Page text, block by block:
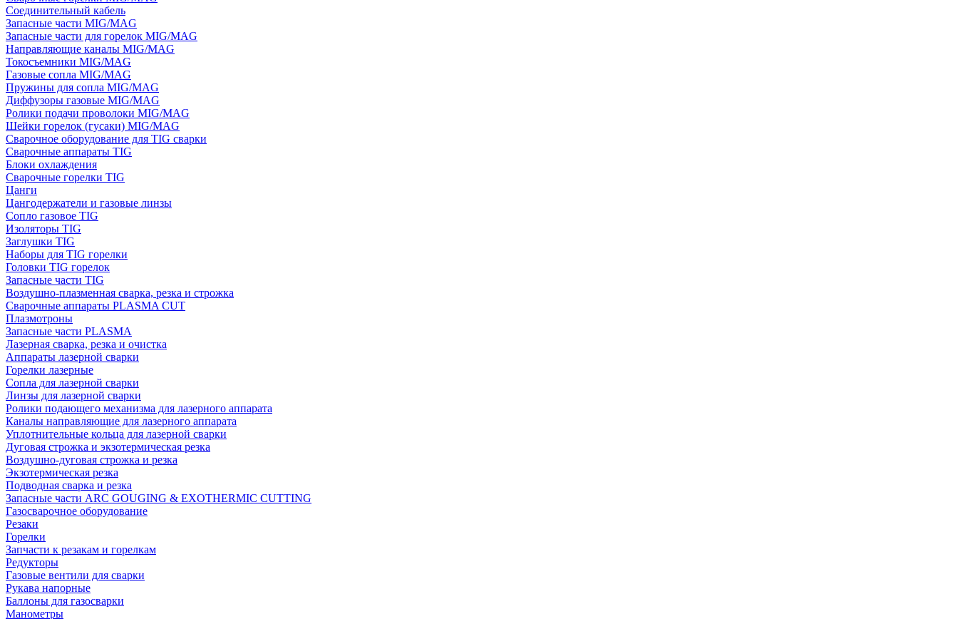
Соединительный кабель
Запасные части MIG/MAG
Запасные части для горелок MIG/MAG
Направляющие каналы MIG/MAG
Токосъемники MIG/MAG
Газовые сопла MIG/MAG
Пружины для сопла MIG/MAG
Диффузоры газовые MIG/MAG
Ролики подачи проволоки MIG/MAG
Шейки горелок (гусаки) MIG/MAG
Сварочное оборудование для TIG сварки
Сварочные аппараты TIG
Блоки охлаждения
Сварочные горелки TIG
Цанги
Цангодержатели и газовые линзы
Сопло газовое TIG
Изоляторы TIG
Заглушки TIG
Наборы для TIG горелки
Головки TIG горелок
Запасные части TIG
Воздушно-плазменная сварка, резка и строжка
Сварочные аппараты PLASMA CUT
Плазмотроны
Запасные части PLASMA
Лазерная сварка, резка и очистка
Аппараты лазерной сварки
Горелки лазерные
Сопла для лазерной сварки
Линзы для лазерной сварки
Ролики подающего механизма для лазерного аппарата
Каналы направляющие для лазерного аппарата
Уплотнительные кольца для лазерной сварки
Дуговая строжка и экзотермическая резка
Воздушно-дуговая строжка и резка
Экзотермическая резка
Подводная сварка и резка
Запасные части ARC GOUGING & EXOTHERMIC CUTTING
Газосварочное оборудование
Резаки
Горелки
Запчасти к резакам и горелкам
Редукторы
Газовые вентили для сварки
Рукава напорные
Баллоны для газосварки
Манометры